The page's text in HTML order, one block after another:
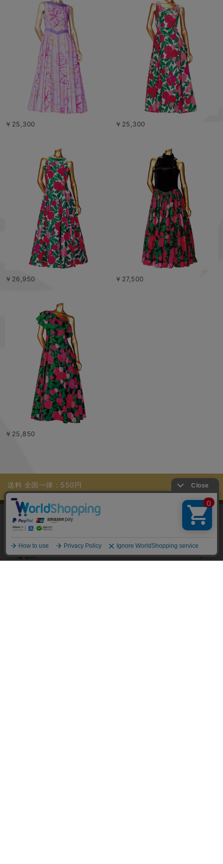
￥25,300 ￥25,300
￥26,950 ￥27,500
￥25,850
送料 全国一律：550円
11,000円（税込）以上お買上げで送料無料
ご利用ガイド
Q＆A
当サイトではユーザーの利便性向上やサイト改
善のためにCookieを使用しています。 詳細につ
照ください。
承諾する